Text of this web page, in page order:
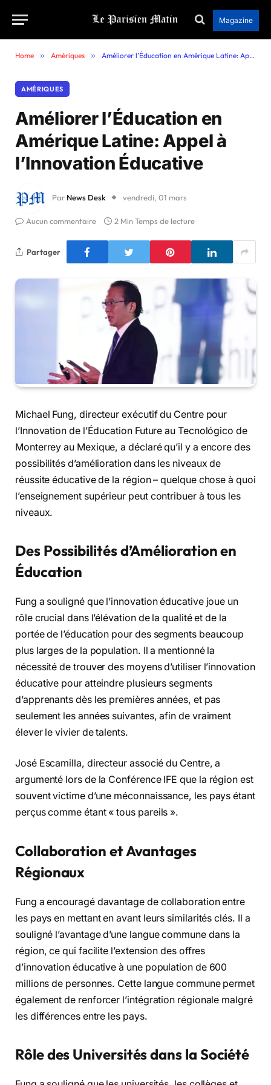
Magazine
Home » Amériques » Améliorer l’Éducation en Amérique Latine: Appel à l’Innovation Éducative
AMÉRIQUES
Améliorer l’Éducation en
Amérique Latine: Appel à
l’Innovation Éducative
Par News Desk vendredi, 01 mars
Aucun commentaire 2 Min Temps de lecture
Partager
Michael Fung, directeur exécutif du Centre pour
l’Innovation de l’Éducation Future au Tecnológico de
Monterrey au Mexique, a déclaré qu’il y a encore des
possibilités d’amélioration dans les niveaux de
réussite éducative de la région – quelque chose à quoi
l’enseignement supérieur peut contribuer à tous les
niveaux.
Des Possibilités d’Amélioration en
Éducation
Fung a souligné que l’innovation éducative joue un
rôle crucial dans l’élévation de la qualité et de la
portée de l’éducation pour des segments beaucoup
plus larges de la population. Il a mentionné la
nécessité de trouver des moyens d’utiliser l’innovation
éducative pour atteindre plusieurs segments
d’apprenants dès les premières années, et pas
seulement les années suivantes, afin de vraiment
élever le vivier de talents.
José Escamilla, directeur associé du Centre, a
argumenté lors de la Conférence IFE que la région est
souvent victime d’une méconnaissance, les pays étant
perçus comme étant « tous pareils ».
Collaboration et Avantages
Régionaux
Fung a encouragé davantage de collaboration entre
les pays en mettant en avant leurs similarités clés. Il a
souligné l’avantage d’une langue commune dans la
région, ce qui facilite l’extension des offres
d’innovation éducative à une population de 600
millions de personnes. Cette langue commune permet
également de renforcer l’intégration régionale malgré
les différences entre les pays.
Rôle des Universités dans la Société